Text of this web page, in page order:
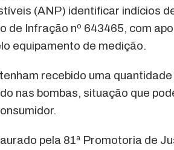
(ANP) identificar indícios
de Infração nº 643465, com
equipamento de medição.
recebido uma
nas bombas, situação que
pela 81ª Promotoria de